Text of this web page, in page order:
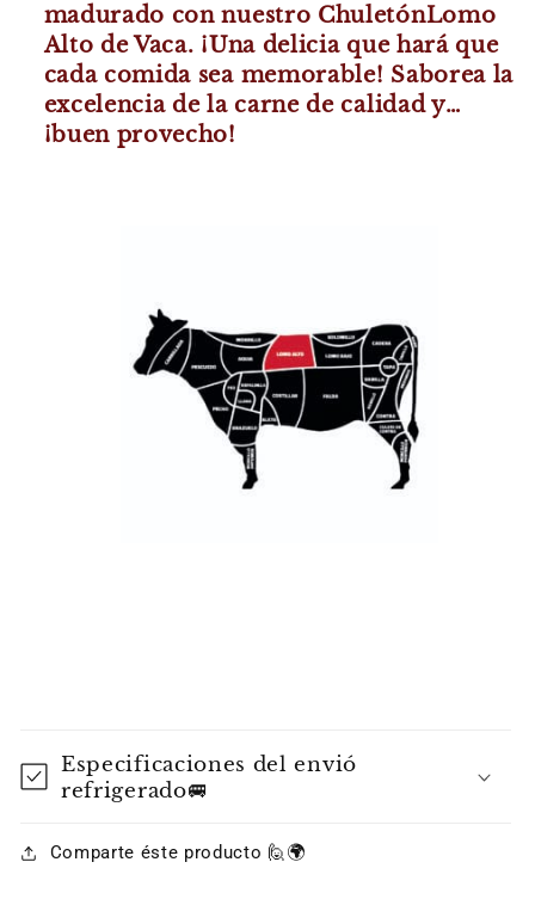
madurado con nuestro ChuletónLomo
Alto de Vaca. ¡Una delicia que hará que
cada comida sea memorable! Saborea la
excelencia de la carne de calidad y…
¡buen provecho!
Especificaciones del envió
refrigerado🚐
Comparte éste producto 🙋🌍